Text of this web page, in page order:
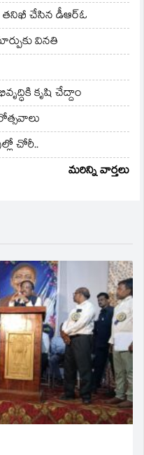
తనిఖీ చేసిన డీఆర్ఓ
వినతి
కృషి చేద్దాం
చోరీ..
మరిన్ని వార్తలు